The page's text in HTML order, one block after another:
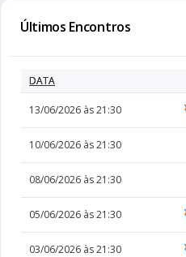
Últimos Encontros
DATA
13/06/2026 às 21:30
10/06/2026 às 21:30
08/06/2026 às 21:30
05/06/2026 às 21:30
03/06/2026 às 21:30